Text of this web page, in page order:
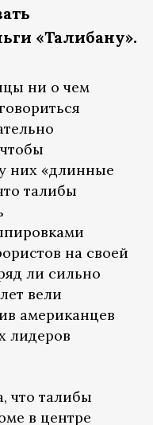
«Талибану».
ни о чем
них «длинные
талибы
на своей
ли сильно
вели
американцев
лидеров
что талибы
в центре